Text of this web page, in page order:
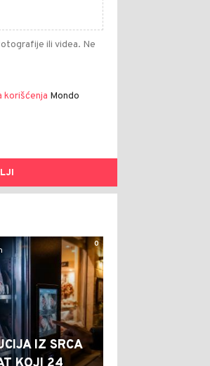
ili videa. Ne
korišćenja Mondo
0
IZ SRCA